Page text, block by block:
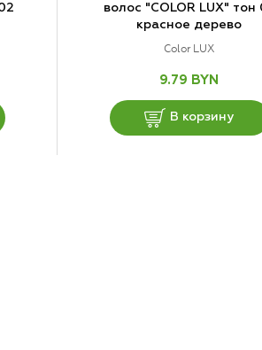
волос "COLOR LUX" тон
красное дерево
Color LUX
9.79 BYN
В корзину